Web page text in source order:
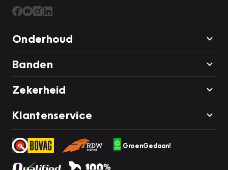
Onderhoud
Banden
Zekerheid
Klantenservice
GroenGedaan!